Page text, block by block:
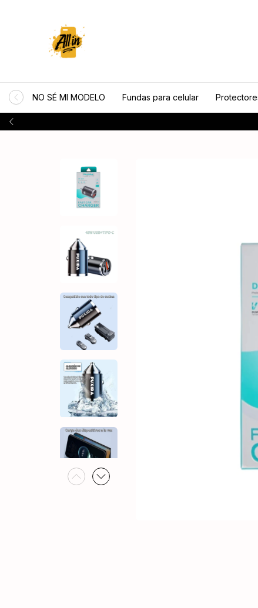
NO SÉ MI MODELO Fundas para celular